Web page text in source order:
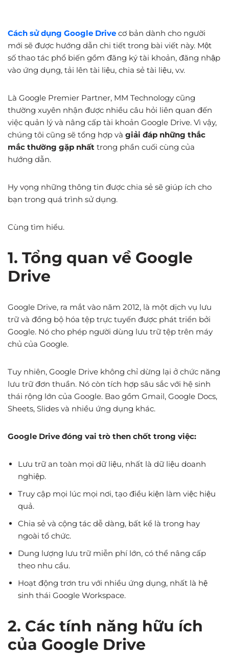
Cách sử dụng Google Drive cơ bản dành cho người
mới sẽ được hướng dẫn chi tiết trong bài viết này. Một
số thao tác phổ biến gồm đăng ký tài khoản, đăng nhập
vào ứng dụng, tải lên tài liệu, chia sẻ tài liệu, v.v.
Là Google Premier Partner, MM Technology cũng
thường xuyên nhận được nhiều câu hỏi liên quan đến
việc quản lý và nâng cấp tài khoản Google Drive. Vì vậy,
chúng tôi cũng sẽ tổng hợp và giải đáp những thắc
mắc thường gặp nhất trong phần cuối cùng của
hướng dẫn.
Hy vọng những thông tin được chia sẻ sẽ giúp ích cho
bạn trong quá trình sử dụng.
Cùng tìm hiểu.
1. Tổng quan về Google
Drive
Google Drive, ra mắt vào năm 2012, là một dịch vụ lưu
trữ và đồng bộ hóa tệp trực tuyến được phát triển bởi
Google. Nó cho phép người dùng lưu trữ tệp trên máy
chủ của Google.
Tuy nhiên, Google Drive không chỉ dừng lại ở chức năng
lưu trữ đơn thuần. Nó còn tích hợp sâu sắc với hệ sinh
thái rộng lớn của Google. Bao gồm Gmail, Google Docs,
Sheets, Slides và nhiều ứng dụng khác.
Google Drive đóng vai trò then chốt trong việc:
Lưu trữ an toàn mọi dữ liệu, nhất là dữ liệu doanh
nghiệp.
Truy cập mọi lúc mọi nơi, tạo điều kiện làm việc hiệu
quả.
Chia sẻ và cộng tác dễ dàng, bất kể là trong hay
ngoài tổ chức.
Dung lượng lưu trữ miễn phí lớn, có thể nâng cấp
theo nhu cầu.
Hoạt động trơn tru với nhiều ứng dụng, nhất là hệ
sinh thái Google Workspace.
2. Các tính năng hữu ích
của Google Drive